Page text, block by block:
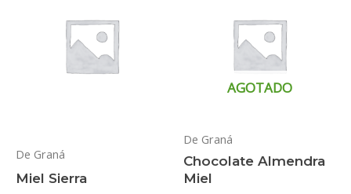
De Graná
Miel Sierra
AGOTADO
De Graná
Chocolate Almendra
Miel